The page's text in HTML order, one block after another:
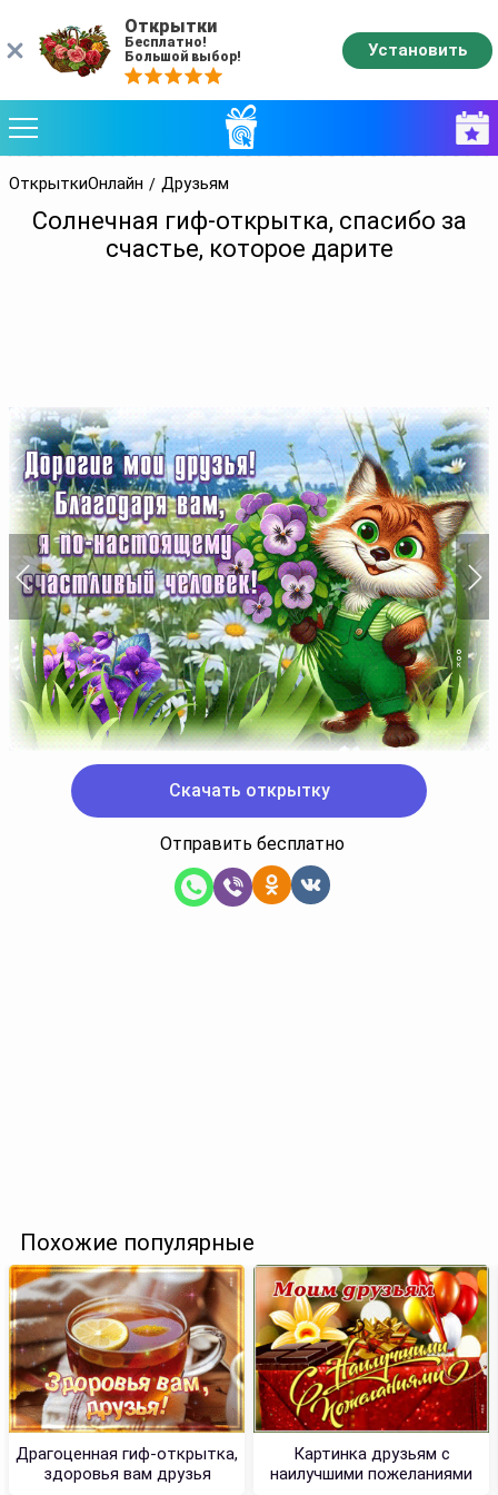
ОткрыткиОнлайн Друзьям
Солнечная гиф-открытка, спасибо за
счастье, которое дарите
Скачать открытку
Отправить бесплатно
Похожие популярные
Драгоценная гиф-открытка,
здоровья вам друзья
Картинка друзьям с
наилучшими пожеланиями
Открытки
Бесплатно!
Большой выбор!
Установить